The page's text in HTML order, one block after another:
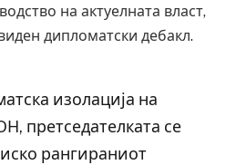
на актуелната власт,
дипломатски дебакл.
изолација на
претседателката се
рангираниот